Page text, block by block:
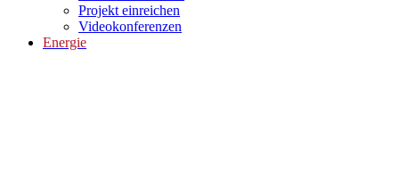
Projekt einreichen
Videokonferenzen
Energie